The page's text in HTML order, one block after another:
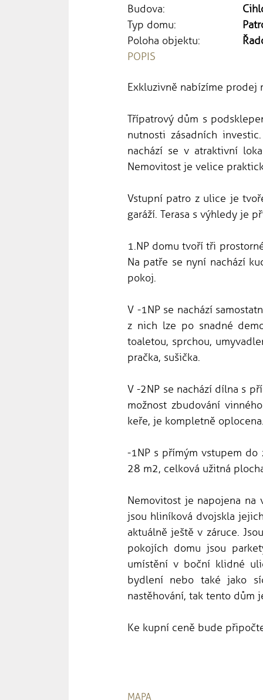
Budova:
Typ domu:
Poloha objektu:
POPIS
Exkluzivně nabízíme prodej
Třípatrový dům s
nutnosti zásadních
nachází se v atraktivní
Nemovitost je velice
Vstupní patro z ulice je
garáží. Terasa s výhledy je
1.NP domu tvoří tři
Na patře se nyní nachází
pokoj.
V -1NP se nachází
z nich lze po snadné
toaletou, sprchou,
pračka, sušička.
V -2NP se nachází dílna s
možnost zbudování
keře, je kompletně
-1NP s přímým vstupem do
28 m2, celková užitná
Nemovitost je napojena na
jsou hliníková dvojskla
aktuálně ještě v záruce.
pokojích domu jsou
umístění v boční klidné
bydlení nebo také jako
nastěhování, tak tento dům
Ke kupní ceně bude
MAPA